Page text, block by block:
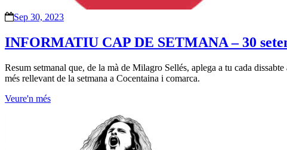
Sep 30, 2023
INFORMATIU CAP DE SETMANA – 30
Resum setmanal que, de la mà de Milagro Sellés, aplega a tu cada
més rellevant de la setmana a Cocentaina i comarca.
Veure'n més